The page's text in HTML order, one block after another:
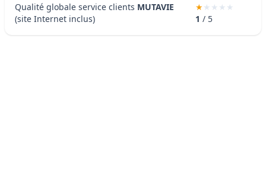
Qualité globale service clients MUTAVIE
(site Internet inclus)
1 / 5